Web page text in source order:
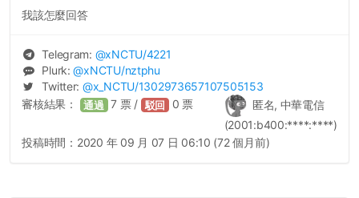
我該怎麼回答
Telegram: @xNCTU/4221
Plurk:@xNCTU/nztphu
Twitter: @x_NCTU/1302973657107505153
匿名, 中華電信
(2001:b400:****:****)
審核結果： 通過 7 票 / 駁回 0 票
投稿時間： 2020 年 09 月 07 日 06:10 (72 個月前)